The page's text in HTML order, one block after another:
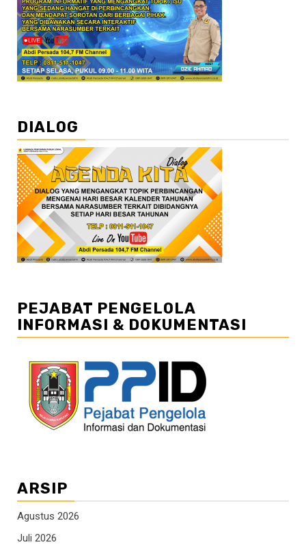
DIALOG
PEJABAT PENGELOLA
INFORMASI & DOKUMENTASI
ARSIP
Agustus 2026
Juli 2026